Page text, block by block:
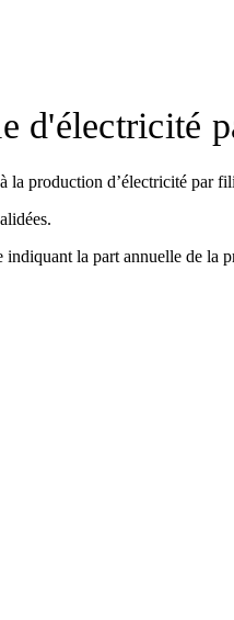
d'électricité
production d’électricité par
la part annuelle de la